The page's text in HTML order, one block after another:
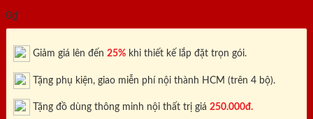
0₫
Giảm giá lên đến 25% khi thiết kế lắp đặt trọn gói.
Tặng phụ kiện, giao miễn phí nội thành HCM (trên 4 bộ).
Tặng đồ dùng thông minh nội thất trị giá 250.000đ.